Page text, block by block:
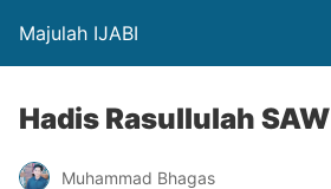
Majulah IJABI
Hadis Rasullulah SAW
Muhammad Bhagas